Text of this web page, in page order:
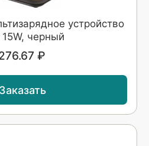
устройство
черный
₽
Заказать